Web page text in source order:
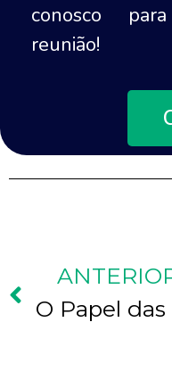
conosco
reunião!